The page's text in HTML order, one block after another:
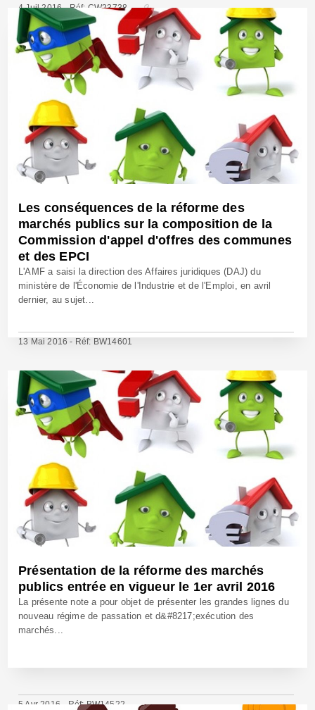
4 Juil 2016 - Réf: CW23738
Les conséquences de la réforme des
marchés publics sur la composition de la
Commission d'appel d'offres des communes
et des EPCI
L'AMF a saisi la direction des Affaires juridiques (DAJ) du
ministère de l'Économie de l'Industrie et de l'Emploi, en avril
dernier, au sujet...
13 Mai 2016 - Réf: BW14601
Présentation de la réforme des marchés
publics entrée en vigueur le 1er avril 2016
La présente note a pour objet de présenter les grandes lignes du
nouveau régime de passation et d&#8217;exécution des
marchés...
5 Avr 2016 - Réf: BW14522